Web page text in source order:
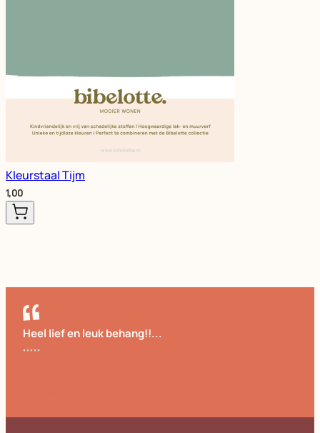
Kleurstaal Tijm
1,00
Heel lief en leuk behang!!...